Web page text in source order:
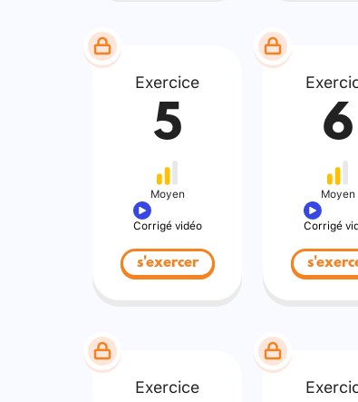
Exercice
5
Moyen
Corrigé vidéo
s'exercer
6
Moyen
Corrigé
Exercice